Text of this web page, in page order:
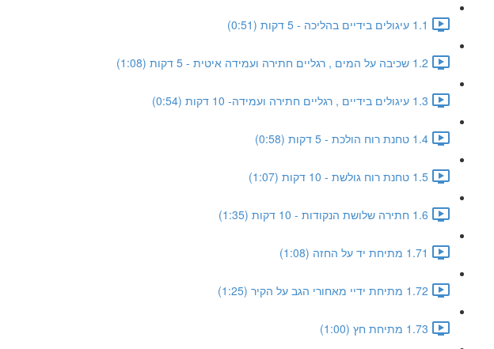
1.1 עיגולים בידיים בהליכה - 5 דקות (0:51)
1.2 שכיבה על המים , רגליים חתירה ועמידה איטית - 5 דקות (1:08)
1.3 עיגולים בידיים , רגליים חתירה ועמידה- 10 דקות (0:54)
1.4 טחנת רוח הולכת - 5 דקות (0:58)
1.5 טחנת רוח גולשת - 10 דקות (1:07)
1.6 חתירה שלושת הנקודות - 10 דקות (1:35)
1.71 מתיחת יד על החזה (1:08)
1.72 מתיחת ידיי מאחורי הגב על הקיר (1:25)
1.73 מתיחת חץ (1:00)